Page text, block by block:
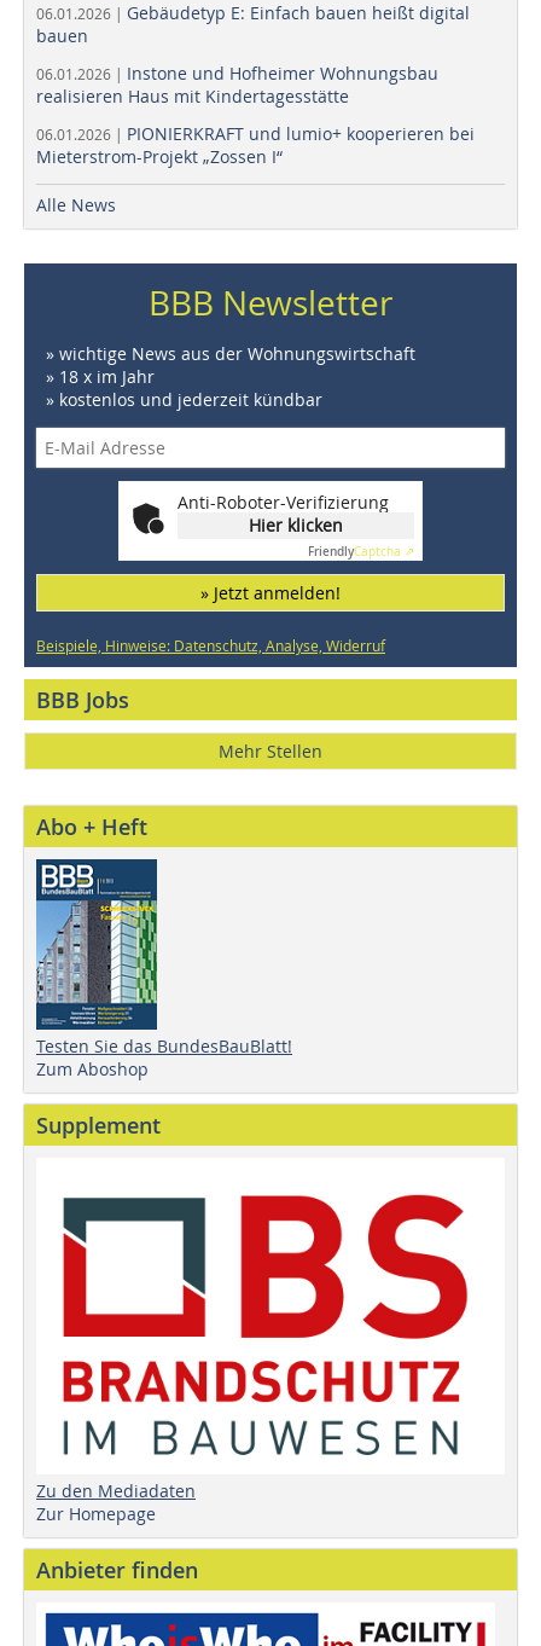
06.01.2026 | Gebäudetyp E: Einfach bauen heißt digital
bauen
06.01.2026 | Instone und Hofheimer Wohnungsbau
realisieren Haus mit Kindertagesstätte
06.01.2026 | PIONIERKRAFT und lumio+ kooperieren bei
Mieterstrom-Projekt „Zossen I“
Alle News
BBB Newsletter
» wichtige News aus der Wohnungswirtschaft
» 18 x im Jahr
» kostenlos und jederzeit kündbar
Anti-Roboter-Verifizierung
Hier klicken
FriendlyCaptcha ⇗
» Jetzt anmelden!
Beispiele, Hinweise: Datenschutz, Analyse, Widerruf
BBB Jobs
Mehr Stellen
Abo + Heft
Testen Sie das BundesBauBlatt!
Zum Aboshop
Supplement
Zu den Mediadaten
Zur Homepage
Anbieter finden